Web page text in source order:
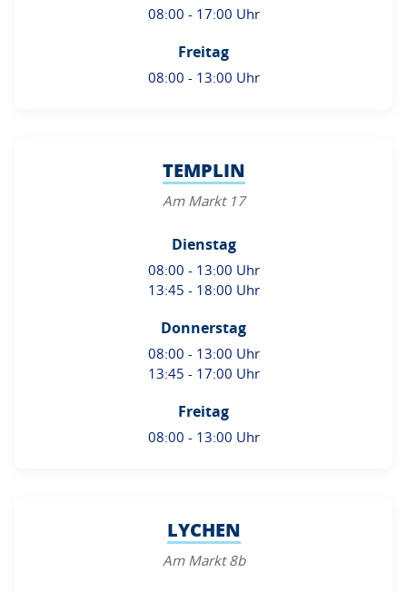
08:00 - 17:00 Uhr
Freitag
08:00 - 13:00 Uhr
TEMPLIN
Am Markt 17
Dienstag
08:00 - 13:00 Uhr
13:45 - 18:00 Uhr
Donnerstag
08:00 - 13:00 Uhr
13:45 - 17:00 Uhr
Freitag
08:00 - 13:00 Uhr
LYCHEN
Am Markt 8b